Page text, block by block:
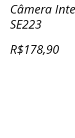
Câmera
SE223
R$178,90